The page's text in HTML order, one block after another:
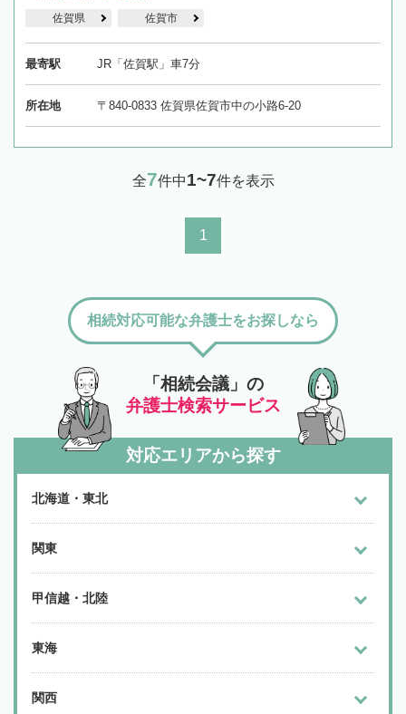
佐賀県 佐賀市
最寄駅 JR「佐賀駅」車7分
所在地 〒840-0833 佐賀県佐賀市中の小路6-20
全7件中1~7件を表示
1
「相続会議」の
弁護士検索サービス
相続対応可能な弁護士をお探しなら
対応エリアから探す
北海道・東北
関東
甲信越・北陸
東海
関西